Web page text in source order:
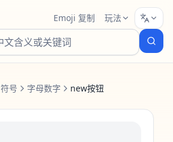
Emoji 复制 玩法
符号 字母数字 new按钮